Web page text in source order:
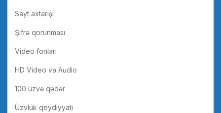
Sayt axtarışı
Şifrə qorunması
Video fonları
HD Video və Audio
100 üzvə qədər
Üzvlük qeydiyyatı